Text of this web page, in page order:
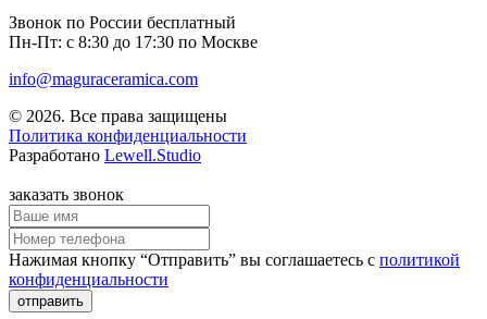
Звонок по России бесплатный
Пн-Пт: с 8:30 до 17:30 по Москве
info@maguraceramica.com
© 2026. Все права защищены
Политика конфиденциальности
Разработано Lewell.Studio
заказать звонок
Нажимая кнопку “Отправить” вы соглашаетесь с политикой
конфиденциальности
отправить